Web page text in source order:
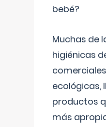
bebé?
Muchas de
higiénicas
ecológicas,
productos
más